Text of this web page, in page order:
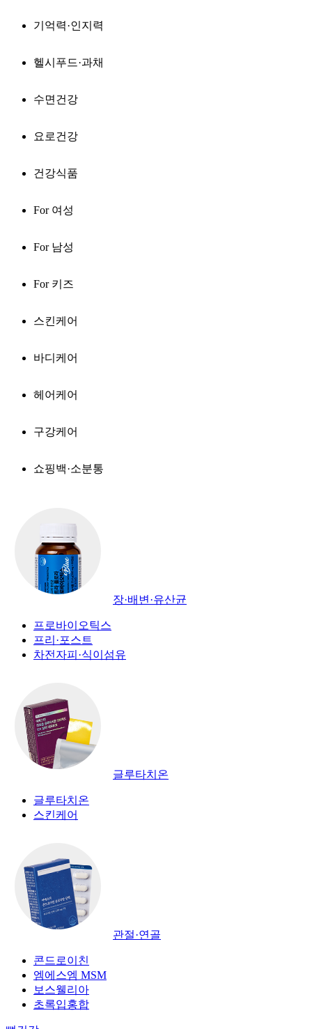
기억력·인지력
헬시푸드·과채
수면건강
요로건강
건강식품
For 여성
For 남성
For 키즈
스킨케어
바디케어
헤어케어
구강케어
쇼핑백·소분통
장·배변·유산균
프로바이오틱스
프리·포스트
차전자피·식이섬유
글루타치온
글루타치온
스킨케어
관절·연골
콘드로이친
엠에스엠 MSM
보스웰리아
초록입홍합